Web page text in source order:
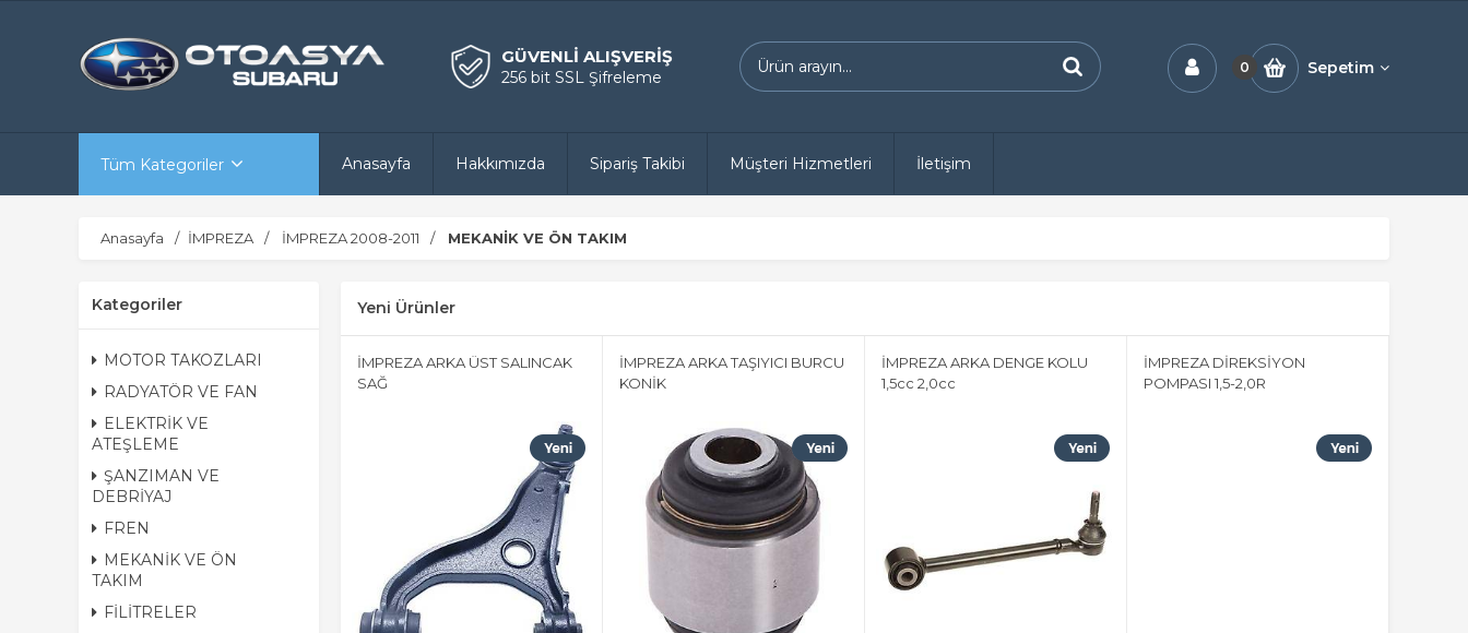
GÜVENLİ ALIŞVERİŞ
256 bit SSL Şifreleme
0 Sepetim
Tüm Kategoriler Anasayfa Hakkımızda Sipariş Takibi Müşteri Hizmetleri İletişim
Anasayfa İMPREZA İMPREZA 2008-2011 MEKANİK VE ÖN TAKIM
Kategoriler
MOTOR TAKOZLARI
RADYATÖR VE FAN
ELEKTRİK VE
ATEŞLEME
ŞANZIMAN VE
DEBRİYAJ
FREN
MEKANİK VE ÖN
TAKIM
FİLİTRELER
Yeni Ürünler
İMPREZA ARKA ÜST SALINCAK
SAĞ
İMPREZA ARKA TAŞIYICI BURCU
KONİK
İMPREZA ARKA DENGE KOLU
1,5cc 2,0cc
İMPREZA DİREKSİYON
POMPASI 1,5-2,0R